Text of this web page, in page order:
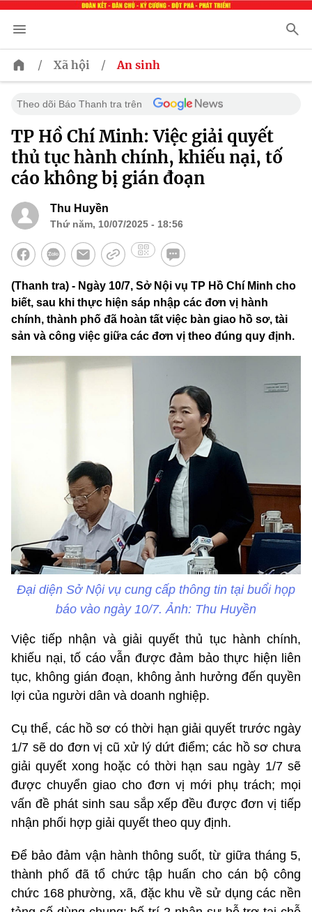
/ Xã hội / An sinh
Theo dõi Báo Thanh tra trên
TP Hồ Chí Minh: Việc giải quyết
thủ tục hành chính, khiếu nại, tố
cáo không bị gián đoạn
Thu Huyền
Thứ năm, 10/07/2025 - 18:56
(Thanh tra) - Ngày 10/7, Sở Nội vụ TP Hồ Chí Minh cho
biết, sau khi thực hiện sáp nhập các đơn vị hành
chính, thành phố đã hoàn tất việc bàn giao hồ sơ, tài
sản và công việc giữa các đơn vị theo đúng quy định.
Đại diện Sở Nội vụ cung cấp thông tin tại buổi họp
báo vào ngày 10/7. Ảnh: Thu Huyền
Việc tiếp nhận và giải quyết thủ tục hành chính,
khiếu nại, tố cáo vẫn được đảm bảo thực hiện liên
tục, không gián đoạn, không ảnh hưởng đến quyền
lợi của người dân và doanh nghiệp.
Cụ thể, các hồ sơ có thời hạn giải quyết trước ngày
1/7 sẽ do đơn vị cũ xử lý dứt điểm; các hồ sơ chưa
giải quyết xong hoặc có thời hạn sau ngày 1/7 sẽ
được chuyển giao cho đơn vị mới phụ trách; mọi
vấn đề phát sinh sau sắp xếp đều được đơn vị tiếp
nhận phối hợp giải quyết theo quy định.
Để bảo đảm vận hành thông suốt, từ giữa tháng 5,
thành phố đã tổ chức tập huấn cho cán bộ công
chức 168 phường, xã, đặc khu về sử dụng các nền